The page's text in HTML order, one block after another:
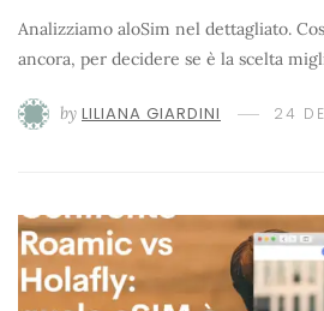
Analizziamo aloSim nel dettagliato.
ancora, per decidere se è la scelta
by LILIANA GIARDINI 24